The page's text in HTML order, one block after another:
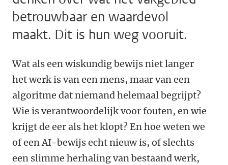
betrouwbaar en waardevol
maakt. Dit is hun weg vooruit.
Wat als een wiskundig bewijs niet langer
het werk is van een mens, maar van een
algoritme dat niemand helemaal begrijpt?
Wie is verantwoordelijk voor fouten, en wie
krijgt de eer als het klopt? En hoe weten we
of een AI-bewijs echt nieuw is, of slechts
een slimme herhaling van bestaand werk,